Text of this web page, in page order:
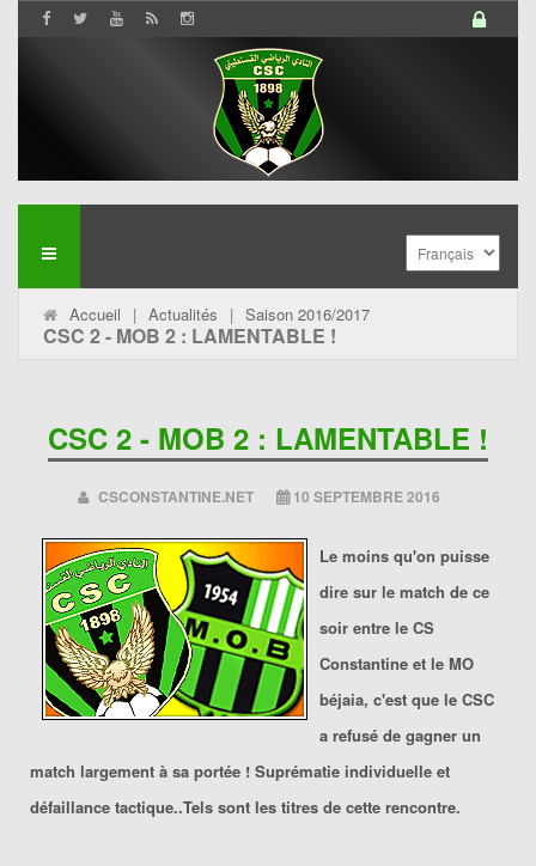
Accueil | Actualités | Saison 2016/2017
CSC 2 - MOB 2 : LAMENTABLE !
CSC 2 - MOB 2 : LAMENTABLE !
CSCONSTANTINE.NET 10 SEPTEMBRE 2016
Le moins qu'on puisse
dire sur le match de ce
soir entre le CS
Constantine et le MO
béjaia, c'est que le CSC
a refusé de gagner un
match largement à sa portée ! Suprématie individuelle et
défaillance tactique..Tels sont les titres de cette rencontre.